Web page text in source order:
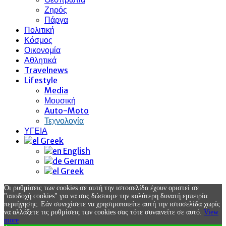
Ζηρός
Πάργα
Πολιτική
Κόσμος
Οικονομία
Αθλητικά
Travelnews
Lifestyle
Media
Μουσική
Auto-Moto
Τεχνολογία
ΥΓΕΙΑ
Greek
English
German
Greek
Οι ρυθμίσεις των cookies σε αυτή την ιστοσελίδα έχουν οριστεί σε
"αποδοχή cookies" για να σας δώσουμε την καλύτερη δυνατή εμπειρία
περιήγησης. Εάν συνεχίσετε να χρησιμοποιείτε αυτή την ιστοσελίδα χωρίς
να αλλάξετε τις ρυθμίσεις των cookies σας τότε συναινείτε σε αυτό. View
more